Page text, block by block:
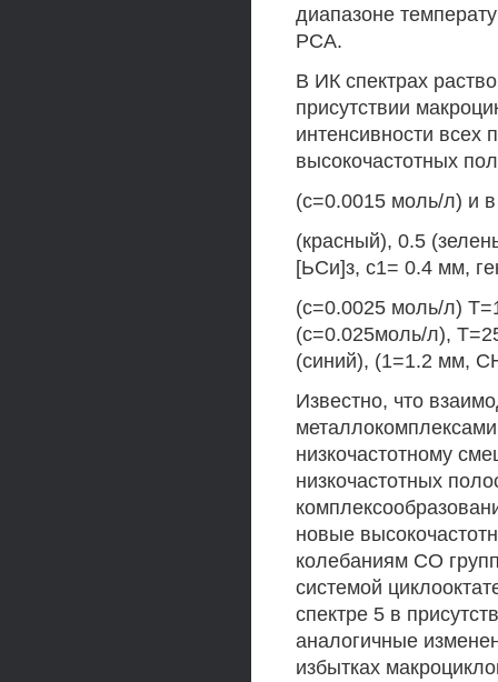
диапазоне
РСА.
В ИК спектрах
присутствии
интенсивности
высокочастотных
(с=0.0015 моль/л) и
(красный), 0.5
[ЬСи]з, с1= 0.4 мм,
(с=0.0025 моль/л)
(с=0.025моль/л),
(синий), (1=1.2 мм,
Известно, что
низкочастотному
низкочастотных
новые
колебаниям СО
системой
спектре 5 в
аналогичные
избытках